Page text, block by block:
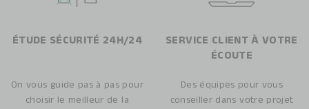
ÉTUDE SÉCURITÉ 24H/24
On vous guide pas à pas pour
choisir le meilleur de la
SERVICE CLIENT À VOTRE
ÉCOUTE
Des équipes pour vous
conseiller dans votre projet